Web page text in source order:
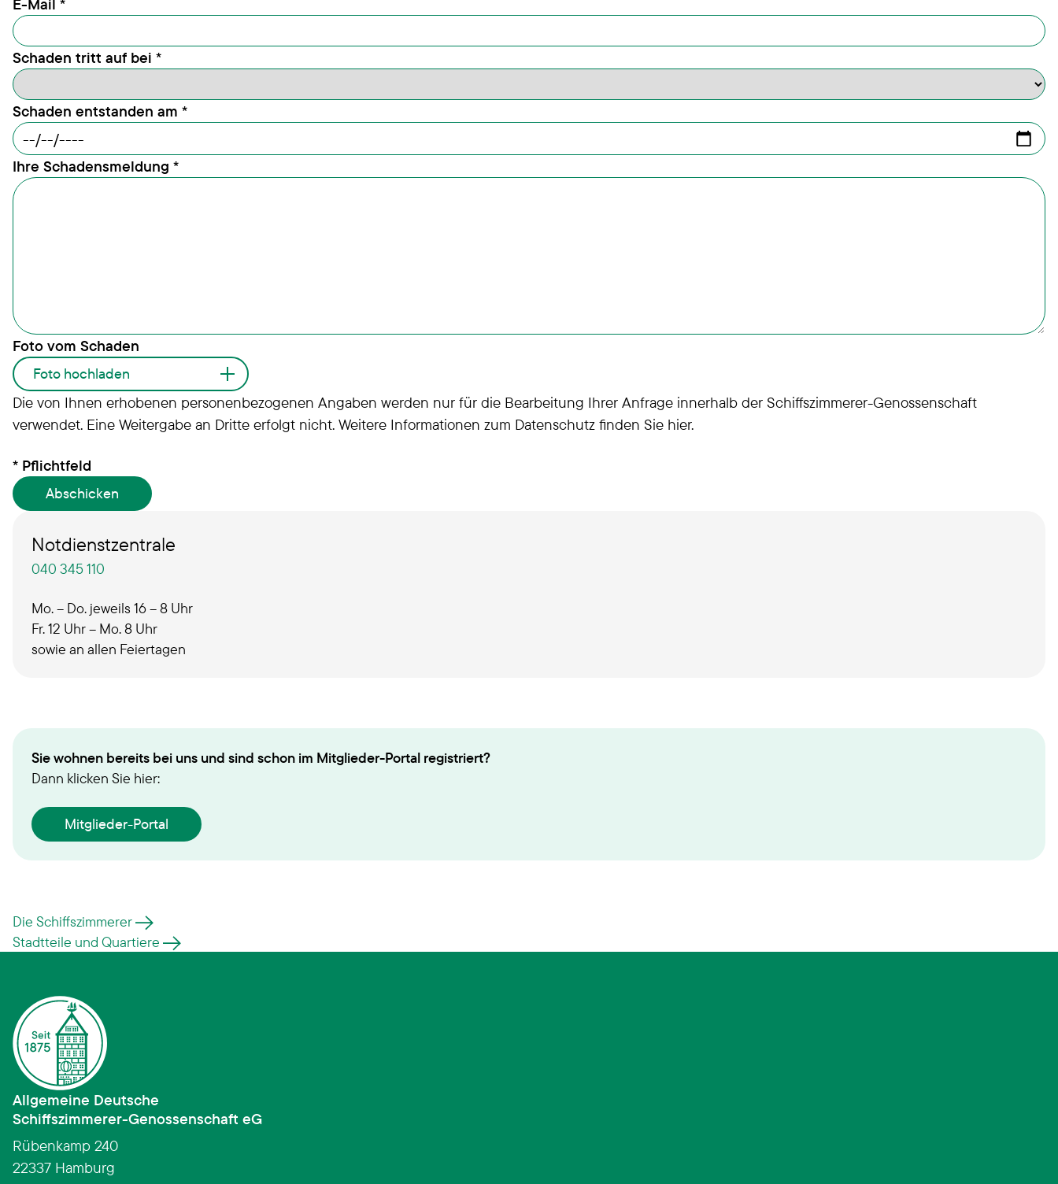
E-Mail *
Schaden tritt auf bei *
Schaden entstanden am *
Ihre Schadensmeldung *
Foto vom Schaden
Foto hochladen
Weiteres Foto
Foto hochladen
Die von Ihnen erhobenen personenbezogenen Angaben werden nur für die Bearbeitung Ihrer Anfrage innerhalb der Schiffszimmerer-Genossenschaft
verwendet. Eine Weitergabe an Dritte erfolgt nicht. Weitere Informationen zum Datenschutz finden Sie hier.
* Pflichtfeld
Abschicken
Notdienstzentrale
040 345 110
Mo. – Do. jeweils 16 – 8 Uhr
Fr. 12 Uhr – Mo. 8 Uhr
sowie an allen Feiertagen
Sie wohnen bereits bei uns und sind schon im Mitglieder-Portal registriert?
Dann klicken Sie hier:
Mitglieder-Portal
Die Schiffszimmerer
Stadtteile und Quartiere
Allgemeine Deutsche
Schiffszimmerer­-­Genossenschaft eG
Rübenkamp 240
22337 Hamburg